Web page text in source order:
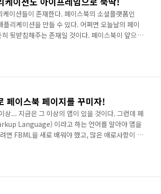
이션들이 존재한다. 페이스북의 소셜플랫폼인
리케이션을 만들 수 있다. 어쩌면 오늘날의 페이
뒷받침해주는 존재일 것이다. 페이스북이 앞으로
Markup Language) 이라고 하는
려면 FBML을 새로 배워야 했고, 많은 애로사항이
페이스북 페이지를 꾸미자!
... 지금은 그 이상의 앱이 있을 것이다. 그런데 페
Language) 이라고 하는 언어를 알아야 앱을
면 FBML을 새로 배워야 했고, 많은 애로사항이 있
아이프레임을 이용해 앱을 만들 수 있게 된 것이
을까? 아이프레임을 이용해 모든 이미지와 웹페